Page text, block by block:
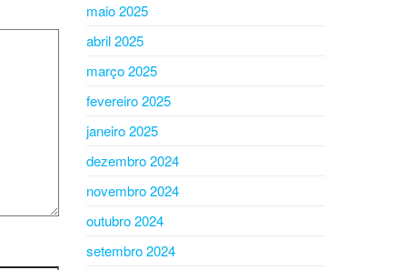
maio 2025
abril 2025
março 2025
fevereiro 2025
janeiro 2025
dezembro 2024
novembro 2024
outubro 2024
setembro 2024